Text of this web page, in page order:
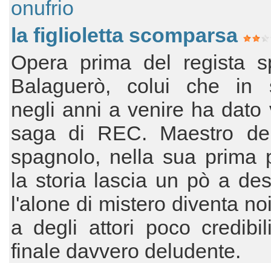
onufrio
la figlioletta scomparsa
Opera prima del regista
Balaguerò, colui che in
negli anni a venire ha dato
saga di REC. Maestro
spagnolo, nella sua prima
la storia lascia un pò a
l'alone di mistero diventa
a degli attori poco
finale davvero deludente.